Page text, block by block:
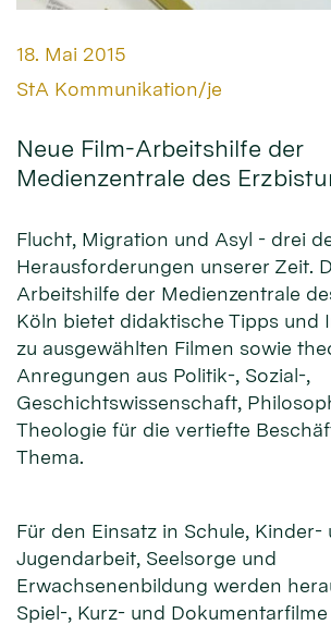
Datum:
18. Mai 2015
Von:
StA Kommunikation/je
Neue Film-Arbeitshilfe der
Medienzentrale des
Flucht, Migration und Asyl - drei
Herausforderungen unserer Zeit.
Arbeitshilfe der Medienzentrale
Köln bietet didaktische Tipps und
zu ausgewählten Filmen sowie
Anregungen aus Politik-, Sozial-,
Geschichtswissenschaft,
Theologie für die vertiefte
Thema.
Für den Einsatz in Schule, Kinder-
Jugendarbeit, Seelsorge und
Erwachsenenbildung werden
Spiel-, Kurz- und